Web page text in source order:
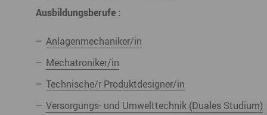
Ausbildungsberufe :
Anlagenmechaniker/in
Mechatroniker/in
Technische/r Produktdesigner/in
Versorgungs- und Umwelttechnik (Duales Studium)